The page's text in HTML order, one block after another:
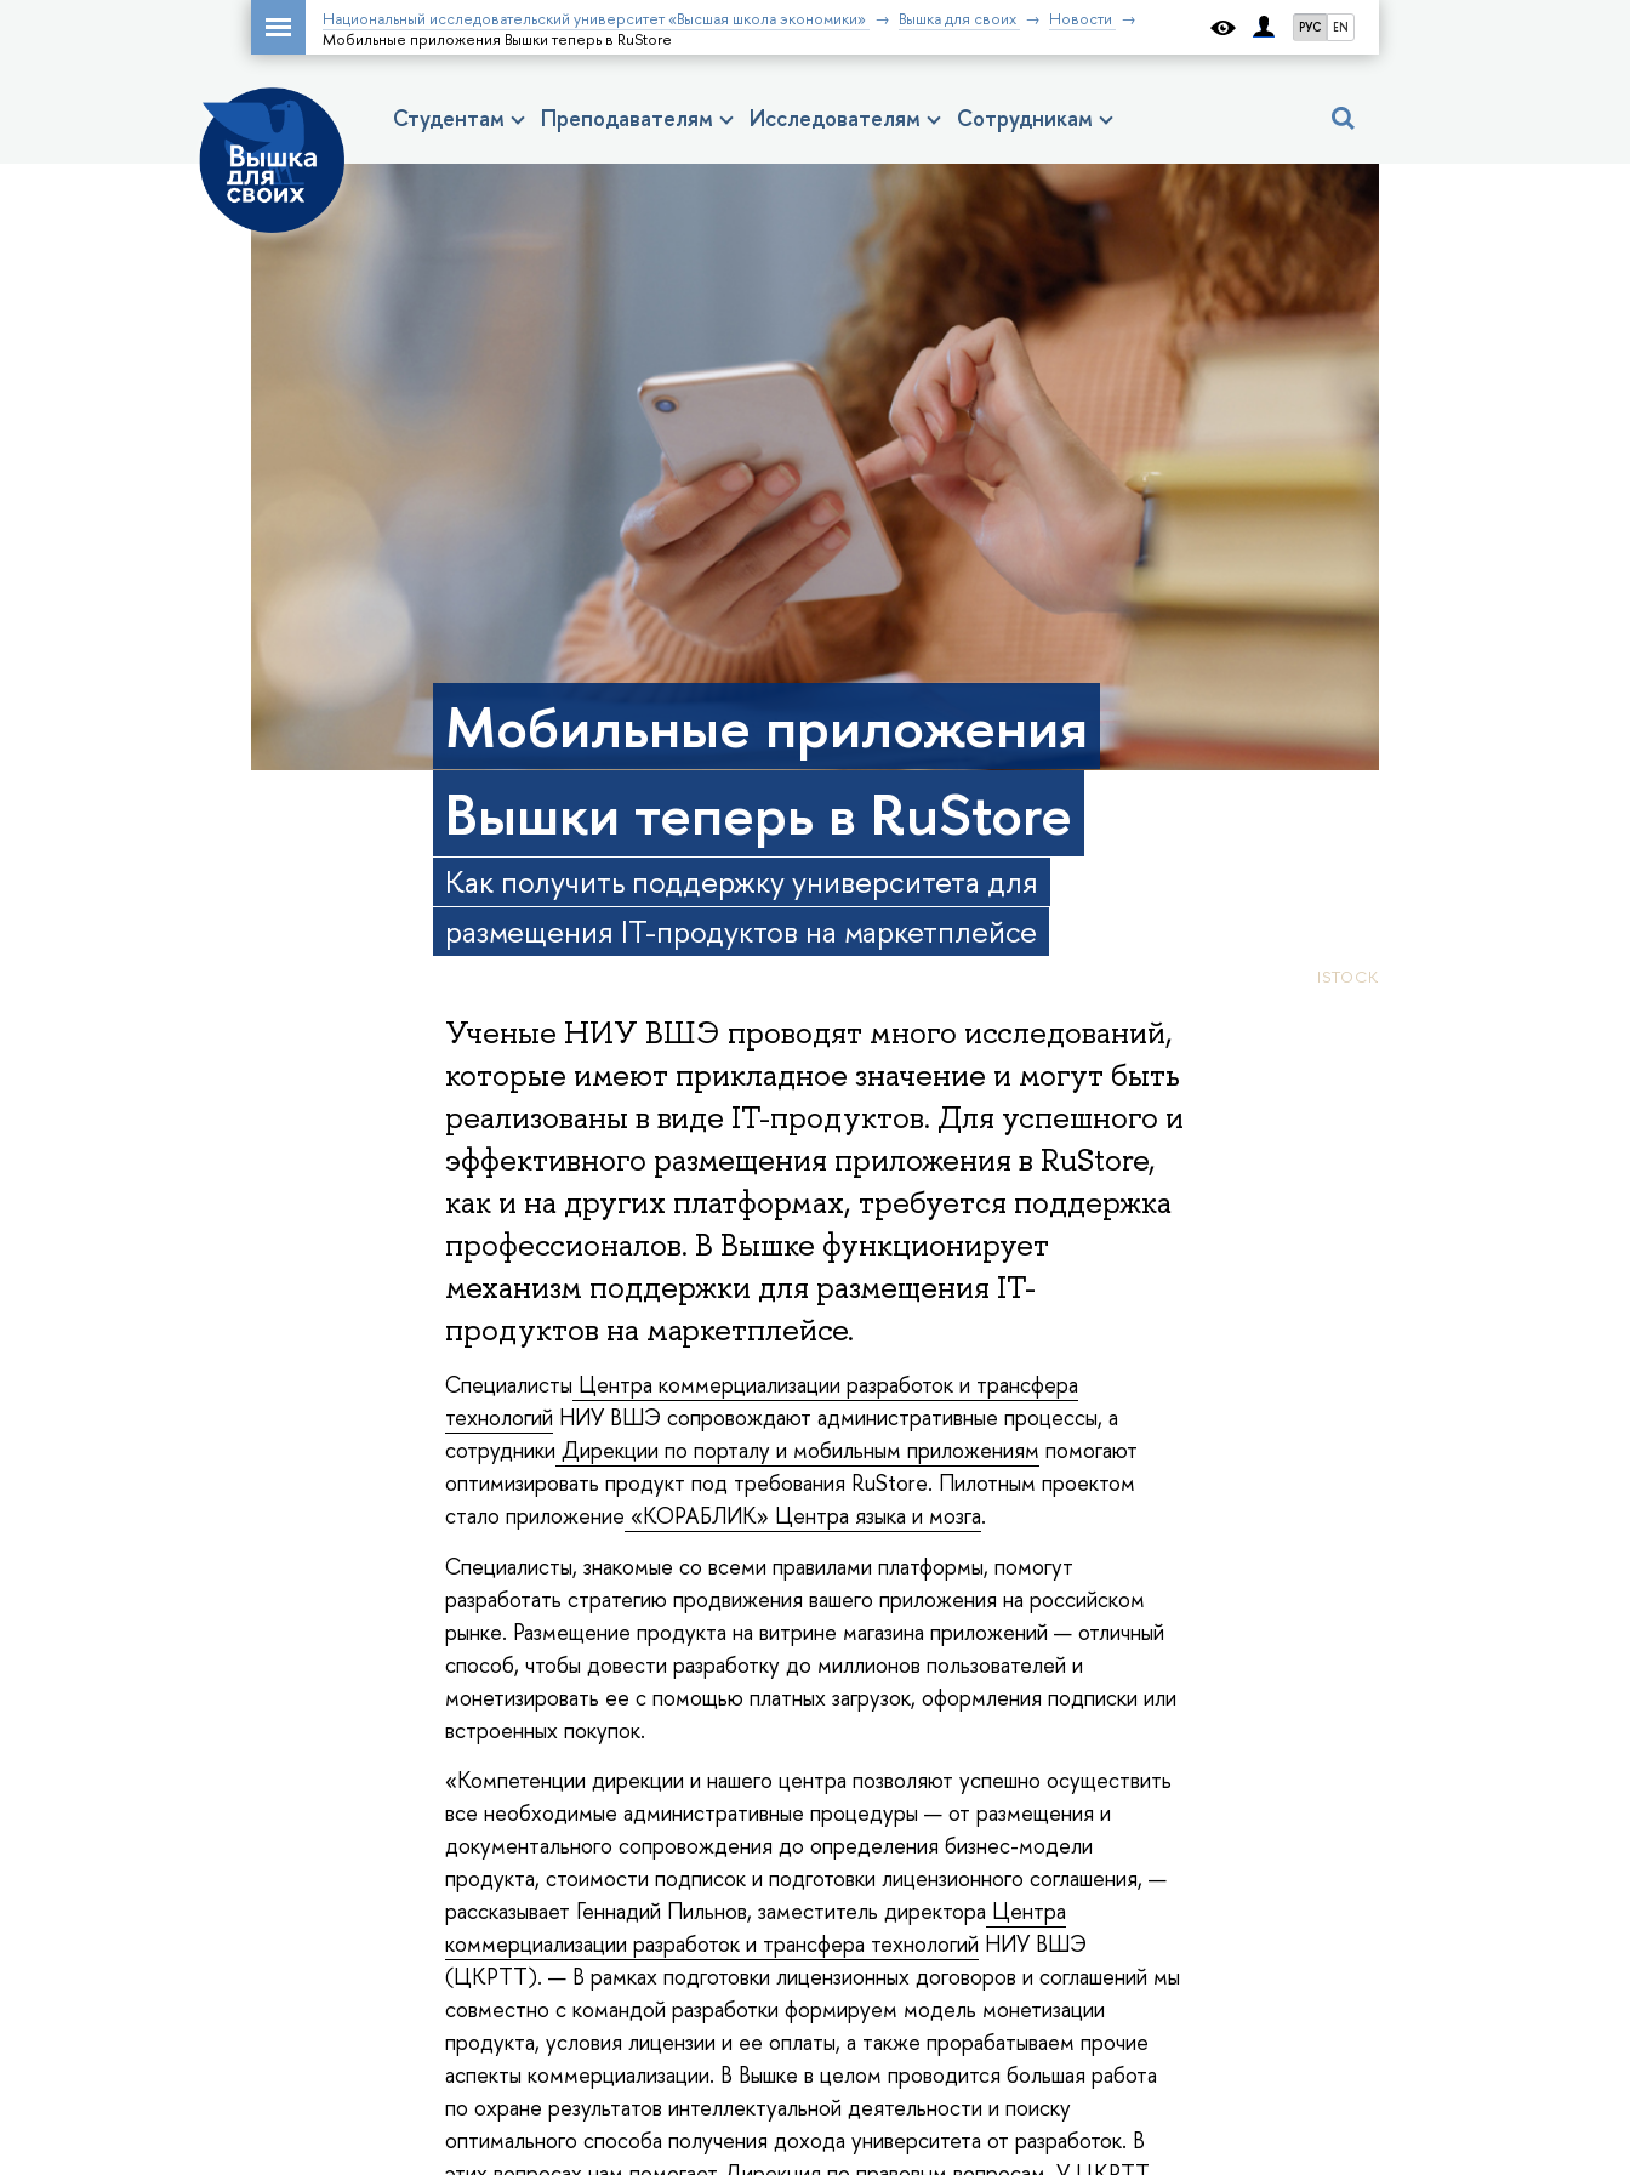
РУС EN
Национальный исследовательский университет «Высшая школа экономики» Вышка для своих
Новости
Мобильные приложения Вышки теперь в RuStore
Студентам Преподавателям Исследователям Сотрудникам
Мобильные приложения
Вышки теперь в RuStore
Как получить поддержку университета для
размещения IT-продуктов на маркетплейсе
ISTOCK
Ученые НИУ ВШЭ проводят много исследований,
которые имеют прикладное значение и могут быть
реализованы в виде IT-продуктов. Для успешного и
эффективного размещения приложения в RuStore,
как и на других платформах, требуется поддержка
профессионалов. В Вышке функционирует
механизм поддержки для размещения IT-
продуктов на маркетплейсе.
Специалисты Центра коммерциализации разработок и трансфера
технологий НИУ ВШЭ сопровождают административные процессы, а
сотрудники Дирекции по порталу и мобильным приложениям помогают
оптимизировать продукт под требования RuStore. Пилотным проектом
стало приложение «КОРАБЛИК» Центра языка и мозга.
Специалисты, знакомые со всеми правилами платформы, помогут
разработать стратегию продвижения вашего приложения на российском
рынке. Размещение продукта на витрине магазина приложений — отличный
способ, чтобы довести разработку до миллионов пользователей и
монетизировать ее с помощью платных загрузок, оформления подписки или
встроенных покупок.
«Компетенции дирекции и нашего центра позволяют успешно осуществить
все необходимые административные процедуры — от размещения и
документального сопровождения до определения бизнес-модели
продукта, стоимости подписок и подготовки лицензионного соглашения, —
рассказывает Геннадий Пильнов, заместитель директора Центра
коммерциализации разработок и трансфера технологий НИУ ВШЭ
(ЦКРТТ). — В рамках подготовки лицензионных договоров и соглашений мы
совместно с командой разработки формируем модель монетизации
продукта, условия лицензии и ее оплаты, а также прорабатываем прочие
аспекты коммерциализации. В Вышке в целом проводится большая работа
по охране результатов интеллектуальной деятельности и поиску
оптимального способа получения дохода университета от разработок. В